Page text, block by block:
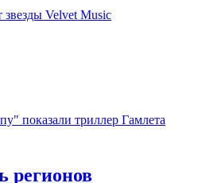
Velvet Music
показали триллер Гамлета
регионов